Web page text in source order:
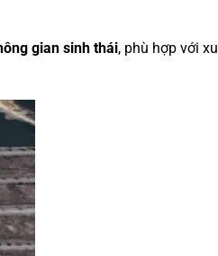
gian sinh thái, phù hợp với xu